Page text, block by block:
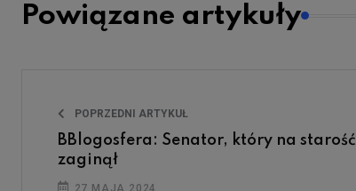
Powiązane artykuły
POPRZEDNI ARTYKUŁ
BBlogosfera: Senator, który na starość
zaginął
27 MAJA 2024